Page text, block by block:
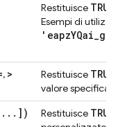
Restituisce TRUE
Esempi di utilizzo:
, > Restituisce TRUE
valore specificato in
. . . ]) Restituisce TRUE